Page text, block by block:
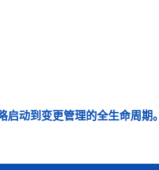
启动到变更管理的全生命周期